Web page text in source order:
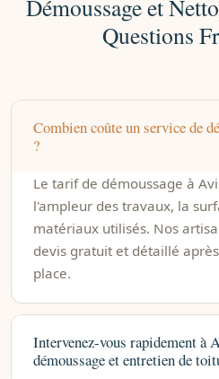
Démoussage et
Questions
Combien coûte un service de
?
Le tarif de démoussage à
l'ampleur des travaux, la
matériaux utilisés. Nos
devis gratuit et détaillé
place.
Intervenez-vous rapidement à
démoussage et entretien de